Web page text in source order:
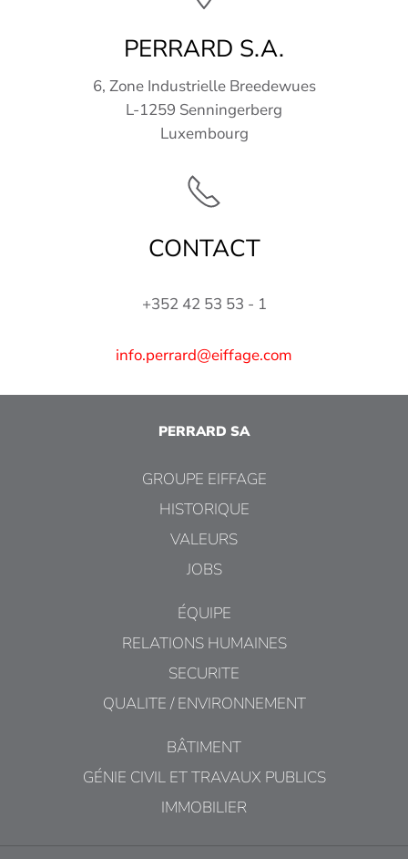
PERRARD S.A.
6, Zone Industrielle Breedewues
L-1259 Senningerberg
Luxembourg
CONTACT
+352 42 53 53 - 1
info.perrard@eiffage.com
PERRARD SA
GROUPE EIFFAGE
HISTORIQUE
VALEURS
JOBS
ÉQUIPE
RELATIONS HUMAINES
SECURITE
QUALITE / ENVIRONNEMENT
BÂTIMENT
GÉNIE CIVIL ET TRAVAUX PUBLICS
IMMOBILIER